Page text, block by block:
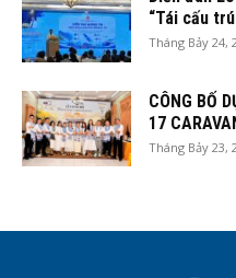
“Tái cấu
Tháng Bảy 24,
CÔNG BỐ
17
Tháng Bảy 23,